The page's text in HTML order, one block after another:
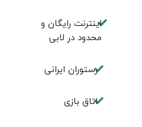
اینترنت رایگان و
محدود در لابی
رستوران ایرانی
اتاق بازی